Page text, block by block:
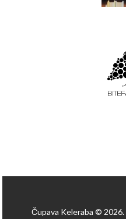
Čupava Keleraba © 2026.